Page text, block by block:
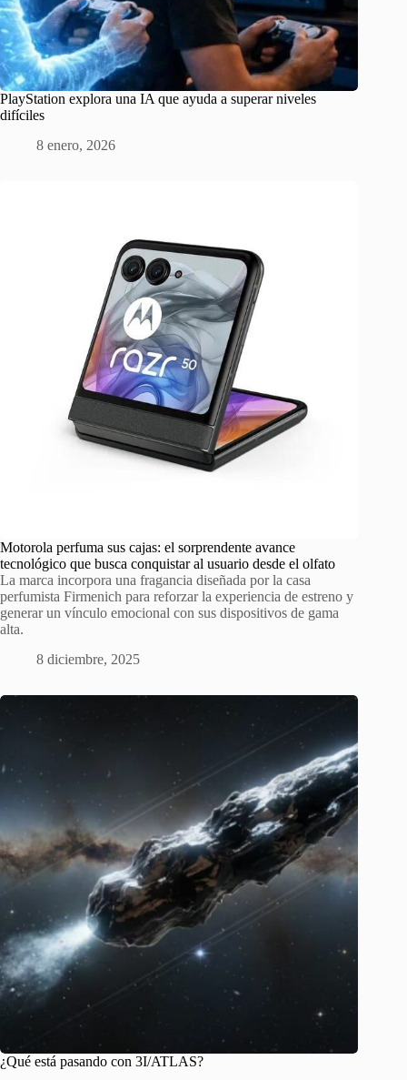
PlayStation explora una IA que ayuda a superar niveles
difíciles
8 enero, 2026
Motorola perfuma sus cajas: el sorprendente avance
tecnológico que busca conquistar al usuario desde el olfato
La marca incorpora una fragancia diseñada por la casa
perfumista Firmenich para reforzar la experiencia de estreno y
generar un vínculo emocional con sus dispositivos de gama
alta.
8 diciembre, 2025
¿Qué está pasando con 3I/ATLAS?